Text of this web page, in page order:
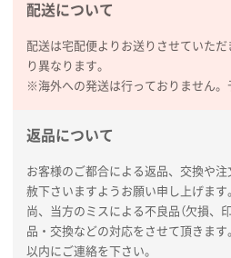
再注文について
名入れグループサイト
配送について
配送は宅配便よりお送りさせていた
り異なります。
※海外への発送は行っておりません。
返品について
お客様のご都合による返品、交換や
赦下さいますようお願い申し上げます
尚、当方のミスによる不良品（欠損、
品・交換などの対応をさせて頂きま
以内にご連絡を下さい。